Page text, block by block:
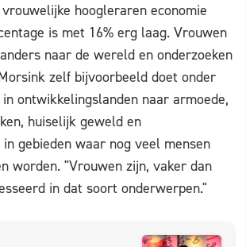
hoogleraren economie
is met 16% erg laag. Vrouwen
naar de wereld en onderzoeken
zelf bijvoorbeeld doet onder
ontwikkelingslanden naar armoede,
huiselijk geweld en
gebieden waar nog veel mensen
worden. "Vrouwen zijn, vaker dan
in dat soort onderwerpen."